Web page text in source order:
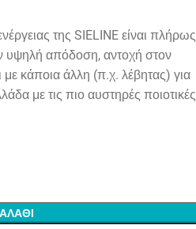
της SIELINE είναι πλήρως
υψηλή απόδοση, αντοχή στον
με κάποια άλλη (π.χ. λέβητας) για
με τις πιο αυστηρές ποιοτικές